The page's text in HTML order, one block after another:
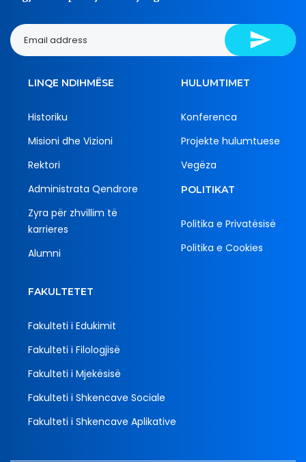
LINQE NDIHMËSE
Historiku
Misioni dhe Vizioni
Rektori
Administrata Qendrore
Zyra për zhvillim të
karrieres
Alumni
HULUMTIMET
Konferenca
Projekte hulumtuese
Vegëza
POLITIKAT
Politika e Privatësisë
Politika e Cookies
FAKULTETET
Fakulteti i Edukimit
Fakulteti i Filologjisë
Fakulteti i Mjekësisë
Fakulteti i Shkencave Sociale
Fakulteti i Shkencave Aplikative